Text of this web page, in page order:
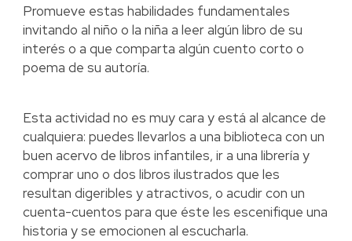
Promueve estas habilidades fundamentales
invitando al niño o la niña a leer algún libro de su
interés o a que comparta algún cuento corto o
poema de su autoría.
Esta actividad no es muy cara y está al alcance de
cualquiera: puedes llevarlos a una biblioteca con un
buen acervo de libros infantiles, ir a una librería y
comprar uno o dos libros ilustrados que les
resultan digeribles y atractivos, o acudir con un
cuenta-cuentos para que éste les escenifique una
historia y se emocionen al escucharla.